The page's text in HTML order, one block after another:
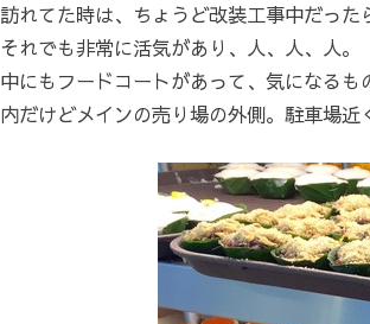
訪れてた時は、ちょうど改装工事中だった
それでも非常に活気があり、人、人、人。
中にもフードコートがあって、気になる
内だけどメインの売り場の外側。駐車場近